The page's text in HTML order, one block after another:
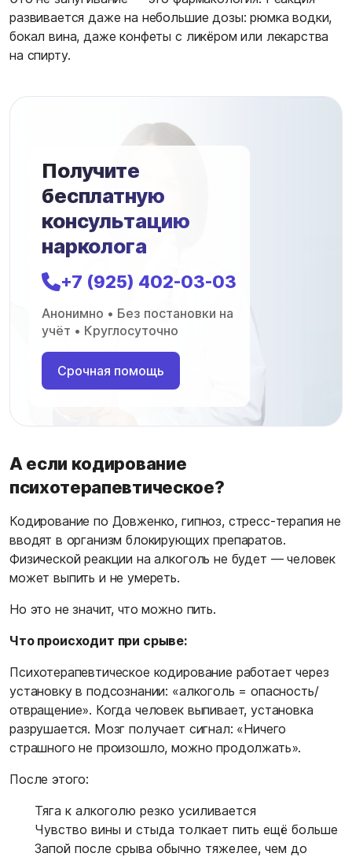
развивается даже на небольшие дозы: рюмка водки,
бокал вина, даже конфеты с ликёром или лекарства
на спирту.
Получите
бесплатную
консультацию
нарколога
+7 (925) 402-03-03
Анонимно • Без постановки на
учёт • Круглосуточно
Срочная помощь
А если кодирование
психотерапевтическое?
Кодирование по Довженко, гипноз, стресс-терапия не
вводят в организм блокирующих препаратов.
Физической реакции на алкоголь не будет — человек
может выпить и не умереть.
Но это не значит, что можно пить.
Что происходит при срыве:
Психотерапевтическое кодирование работает через
установку в подсознании: «алкоголь = опасность/
отвращение». Когда человек выпивает, установка
разрушается. Мозг получает сигнал: «Ничего
страшного не произошло, можно продолжать».
После этого:
Тяга к алкоголю резко усиливается
Чувство вины и стыда толкает пить ещё больше
Запой после срыва обычно тяжелее, чем до